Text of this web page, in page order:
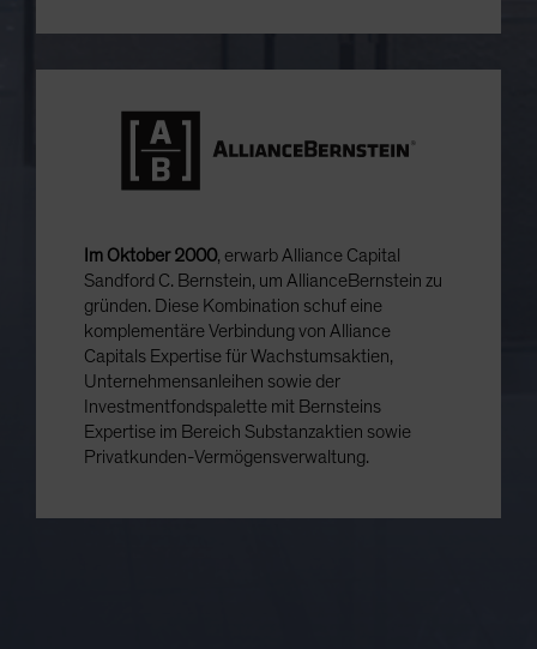
Im Oktober 2000, erwarb Alliance Capital
Sandford C. Bernstein, um AllianceBernstein zu
gründen. Diese Kombination schuf eine
komplementäre Verbindung von Alliance
Capitals Expertise für Wachstumsaktien,
Unternehmensanleihen sowie der
Investmentfondspalette mit Bernsteins
Expertise im Bereich Substanzaktien sowie
Privatkunden-Vermögensverwaltung.